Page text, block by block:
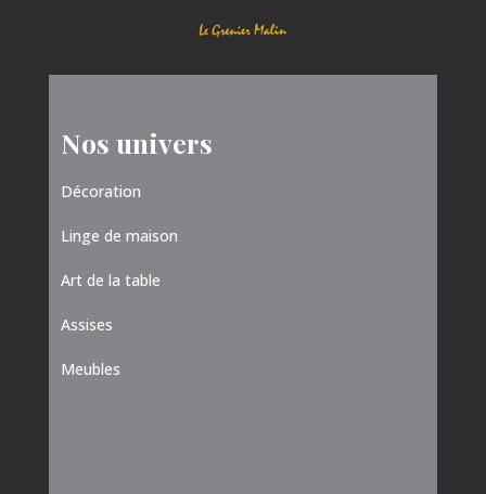
Nos univers
Décoration
Linge de maison
Art de la table
Assises
Meubles